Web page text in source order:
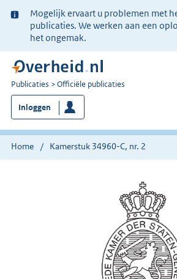
Ter
informatie:
Mogelijk ervaart u problemen met
publicaties. We werken aan een
het ongemak.
U
bent
nu
hier:
Publicaties Officiële publicaties
Inloggen
Home Kamerstuk 34960-C, nr. 2